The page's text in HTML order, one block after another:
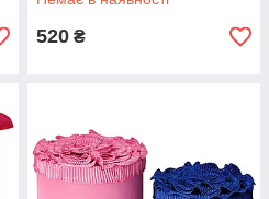
520 ₴